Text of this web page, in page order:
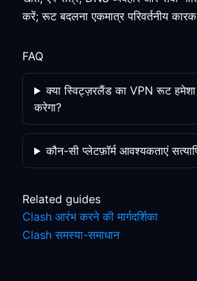
करें; रूट बदलना एकमात्र परिवर्तनीय
FAQ
क्या स्विट्ज़रलैंड का VPN रूट
करेगा?
कौन-सी प्लेटफ़ॉर्म आवश्यकताएं
Related guides
Clash आरंभ करने की मार्गदर्शिका
Clash समस्या-समाधान